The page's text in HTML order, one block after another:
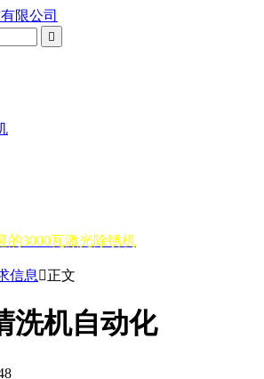

的3000瓦激光除锈机
信息 正文
洗机自动化